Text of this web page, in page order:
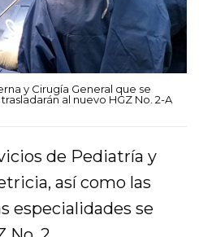
y Cirugía General que se
al nuevo HGZ No. 2-A
de Pediatría y
así como las
especialidades se